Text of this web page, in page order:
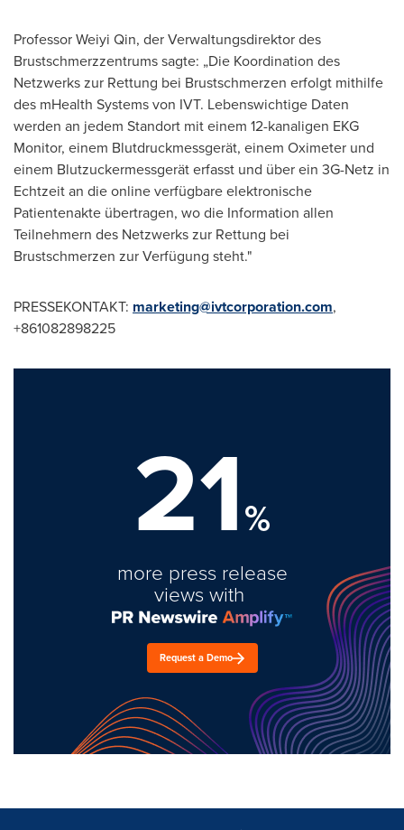
ProfessorWeiyi Qin, der Verwaltungsdirektor des
Brustschmerzzentrums sagte: „Die Koordination des
Netzwerks zur Rettung bei Brustschmerzen erfolgt mithilfe
des mHealth Systems von IVT. Lebenswichtige Daten
werden an jedem Standort mit einem 12-kanaligen EKG
Monitor, einem Blutdruckmessgerät, einem Oximeter und
einem Blutzuckermessgerät erfasst und über ein 3G-Netz in
Echtzeit an die online verfügbare elektronische
Patientenakte übertragen, wo die Information allen
Teilnehmern des Netzwerks zur Rettung bei
Brustschmerzen zur Verfügung steht."
PRESSEKONTAKT: marketing@ivtcorporation.com,
+861082898225
21%
more press release
views with
Request a Demo